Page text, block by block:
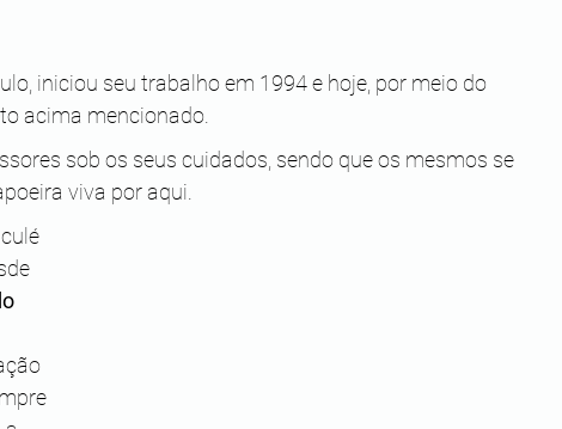
iniciou seu trabalho em 1994 e hoje, por meio do
acima mencionado.
sob os seus cuidados, sendo que os mesmos se
viva por aqui.